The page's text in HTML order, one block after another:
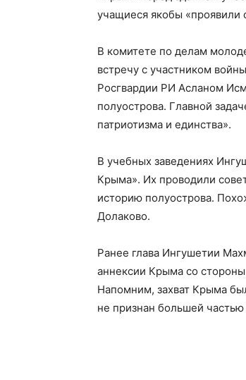
учащиеся якобы «проявили
В комитете по делам
встречу с участником
Росгвардии РИ Асланом
полуострова. Главной
патриотизма и единства».
В учебных заведениях
Крыма». Их проводили
историю полуострова.
Долаково.
Ранее глава Ингушетии
аннексии Крыма со
Напомним, захват Крыма
не признан большей